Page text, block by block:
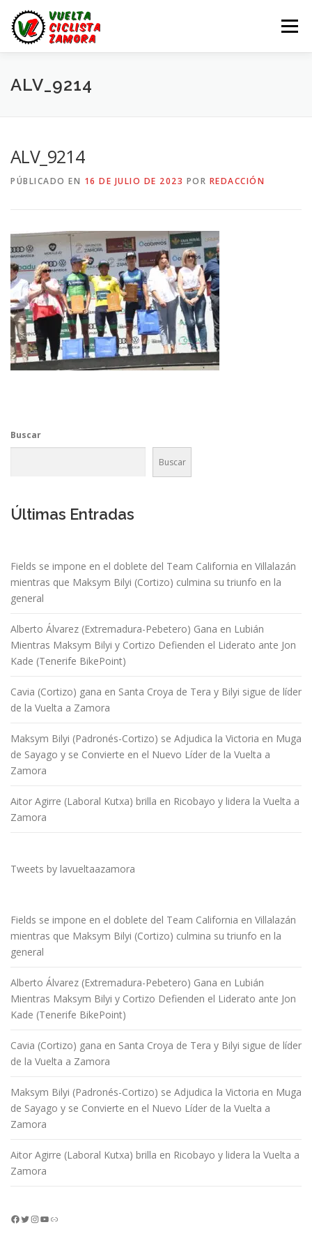
contenido
Menú
LA VUELTA ZAMORA
ALV_9214
ALV_9214
PÚBLICADO EN 16 DE JULIO DE 2023 POR REDACCIÓN
Buscar
Buscar
Últimas Entradas
Fields se impone en el doblete del Team California en Villalazán
mientras que Maksym Bilyi (Cortizo) culmina su triunfo en la
general
Alberto Álvarez (Extremadura-Pebetero) Gana en Lubián
Mientras Maksym Bilyi y Cortizo Defienden el Liderato ante Jon
Kade (Tenerife BikePoint)
Cavia (Cortizo) gana en Santa Croya de Tera y Bilyi sigue de líder
de la Vuelta a Zamora
Maksym Bilyi (Padronés-Cortizo) se Adjudica la Victoria en Muga
de Sayago y se Convierte en el Nuevo Líder de la Vuelta a
Zamora
Aitor Agirre (Laboral Kutxa) brilla en Ricobayo y lidera la Vuelta a
Zamora
Tweets by lavueltaazamora
Fields se impone en el doblete del Team California en Villalazán
mientras que Maksym Bilyi (Cortizo) culmina su triunfo en la
general
Alberto Álvarez (Extremadura-Pebetero) Gana en Lubián
Mientras Maksym Bilyi y Cortizo Defienden el Liderato ante Jon
Kade (Tenerife BikePoint)
Cavia (Cortizo) gana en Santa Croya de Tera y Bilyi sigue de líder
de la Vuelta a Zamora
Maksym Bilyi (Padronés-Cortizo) se Adjudica la Victoria en Muga
de Sayago y se Convierte en el Nuevo Líder de la Vuelta a
Zamora
Aitor Agirre (Laboral Kutxa) brilla en Ricobayo y lidera la Vuelta a
Zamora
Facebook Twitter InstagramYouTube Enlace